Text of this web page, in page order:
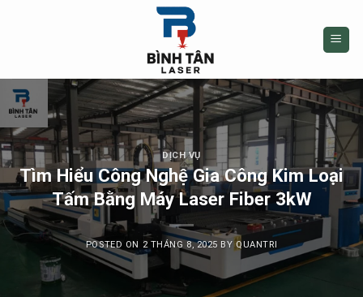
DỊCH VỤ
Tìm Hiểu Công Nghệ Gia Công Kim Loại
Tấm Bằng Máy Laser Fiber 3kW
POSTED ON 2 THÁNG 8, 2025 BYQUANTRI